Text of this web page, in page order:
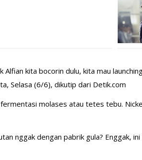
Alfian kita bocorin dulu, kita mau
Selasa (6/6), dikutip dari Detik.com
molases atau tetes tebu.
nggak dengan pabrik gula?